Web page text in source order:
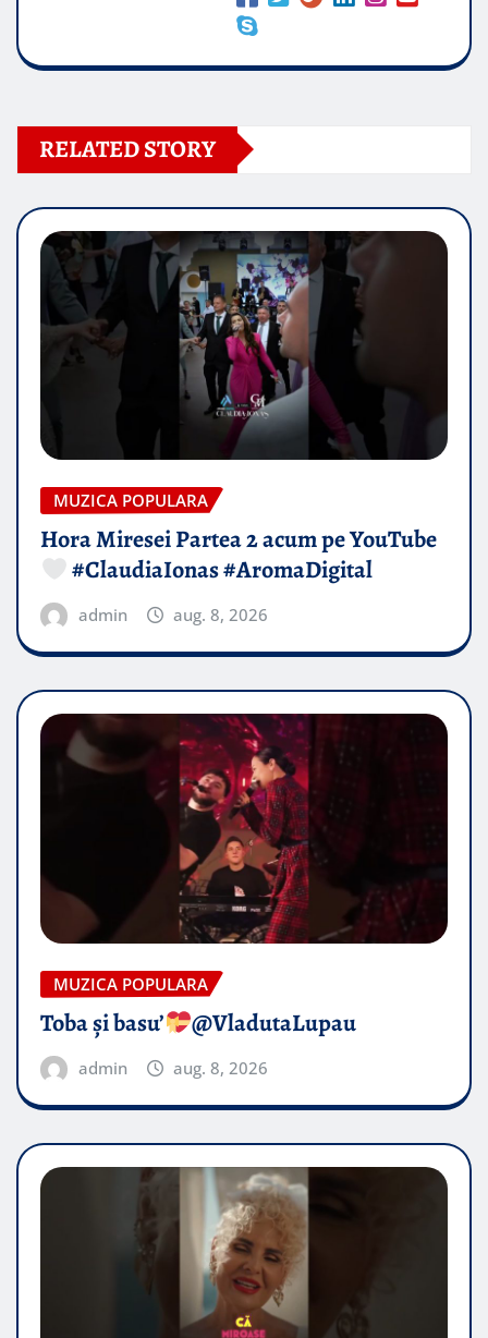
RELATED STORY
MUZICA POPULARA
Hora Miresei Partea 2 acum pe YouTube
#ClaudiaIonas #AromaDigital
admin aug. 8, 2026
MUZICA POPULARA
Toba și basu’ @VladutaLupau
admin aug. 8, 2026